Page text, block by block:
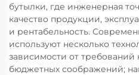
бутылки, где инженерная
качество продукции,
и рентабельность.
используют несколько
зависимости от требований
бюджетных соображений;